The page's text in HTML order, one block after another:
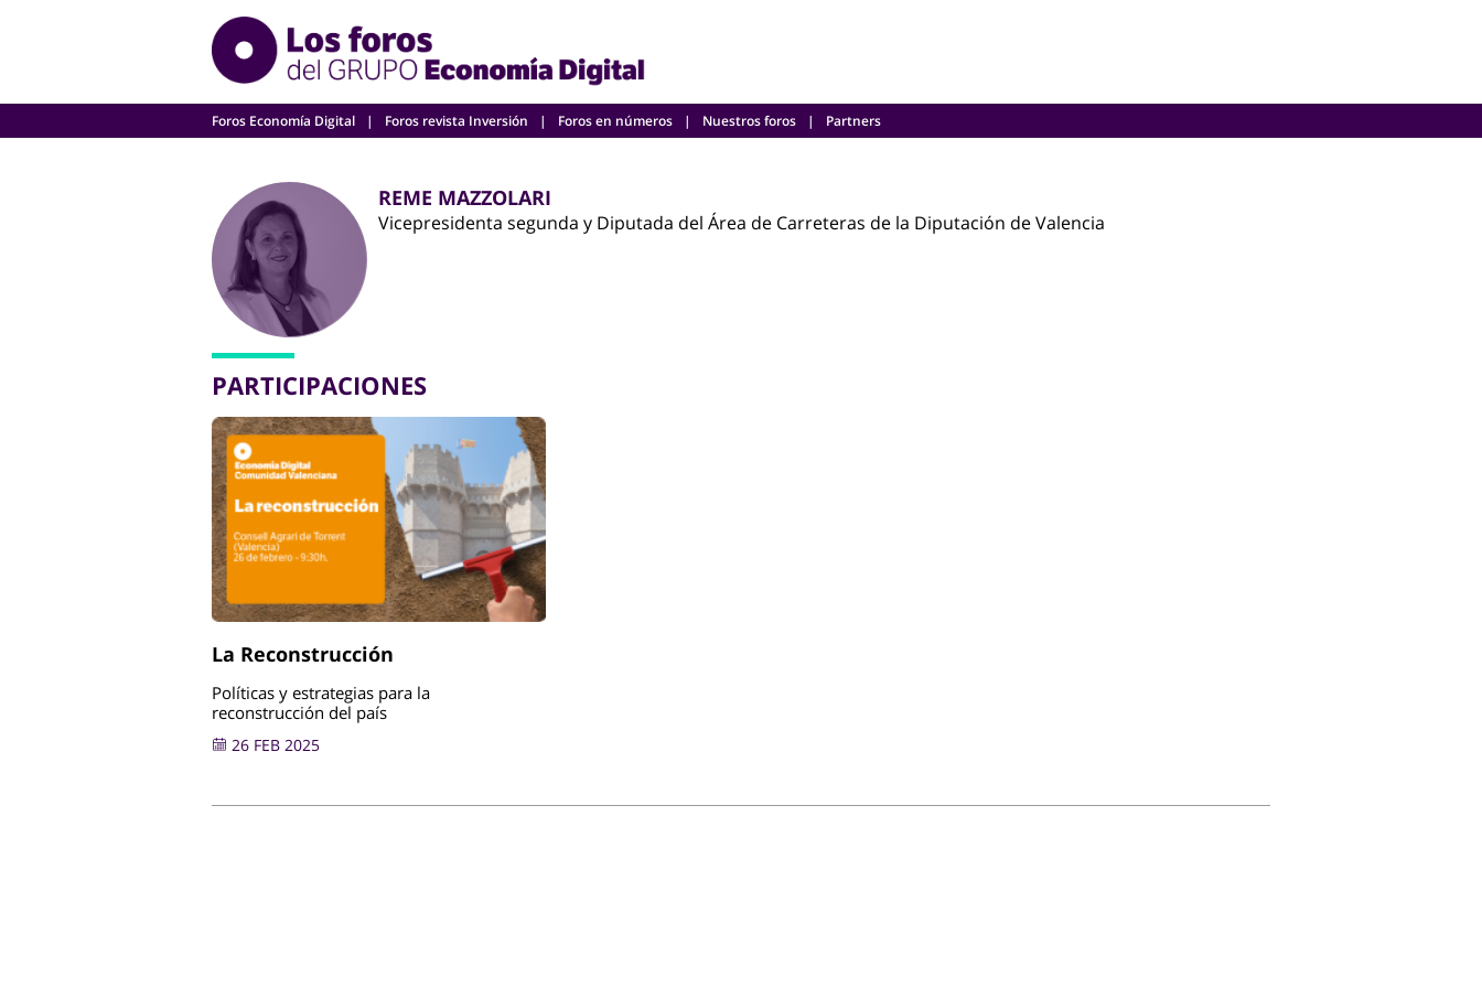
Foros Economía Digital Foros revista Inversión Foros en números Nuestros foros Partners
REME MAZZOLARI
Vicepresidenta segunda y Diputada del Área de Carreteras de la Diputación de Valencia
PARTICIPACIONES
La Reconstrucción
Políticas y estrategias para la
reconstrucción del país
26 FEB 2025